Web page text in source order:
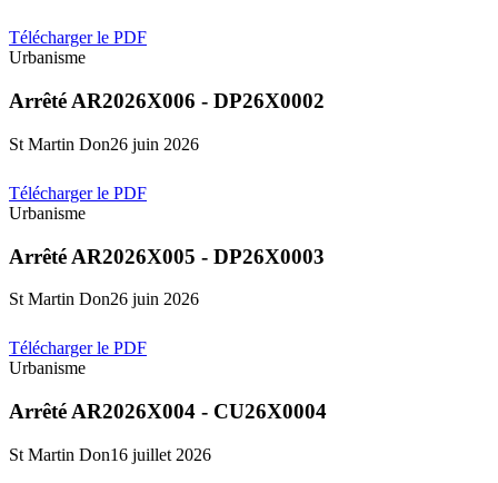
Télécharger le PDF
Urbanisme
Arrêté AR2026X006 - DP26X0002
St Martin Don26 juin 2026
Télécharger le PDF
Urbanisme
Arrêté AR2026X005 - DP26X0003
St Martin Don26 juin 2026
Télécharger le PDF
Urbanisme
Arrêté AR2026X004 - CU26X0004
St Martin Don16 juillet 2026